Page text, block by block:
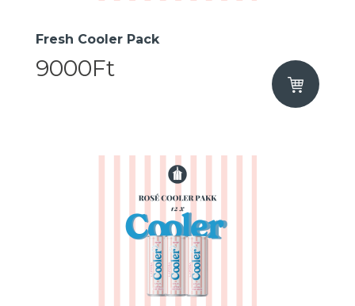
Fresh Cooler Pack
9000Ft